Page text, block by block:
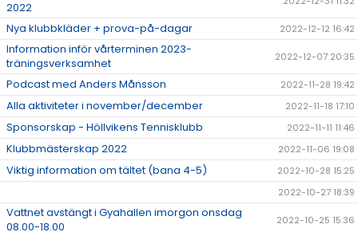
2022
Nya klubbkläder + prova-på-dagar 2022-12-12 16:42
Information inför vårterminen 2023-
träningsverksamhet
2022-12-07 20:35
Podcast med Anders Månsson 2022-11-28 19:42
Alla aktiviteter i november/december 2022-11-18 17:10
Sponsorskap - Höllvikens Tennisklubb 2022-11-11 11:46
Klubbmästerskap 2022 2022-11-06 19:08
Viktig information om tältet (bana 4-5)
2022-10-28 15:25
2022-10-27 18:39
Vattnet avstängt i Gyahallen imorgon onsdag
08.00-18.00
2022-10-25 15:36